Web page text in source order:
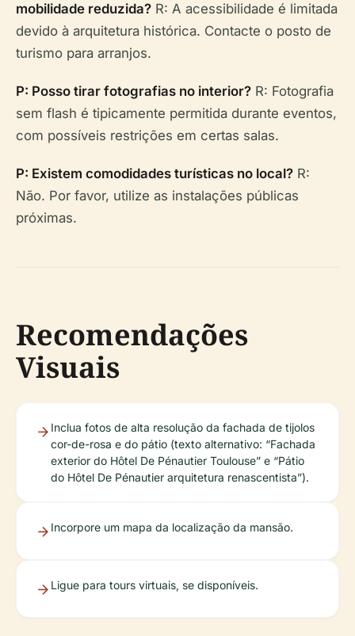
mobilidade reduzida? R: A acessibilidade é limitada
devido à arquitetura histórica. Contacte o posto de
turismo para arranjos.
P: Posso tirar fotografias no interior? R: Fotografia
sem flash é tipicamente permitida durante eventos,
com possíveis restrições em certas salas.
P: Existem comodidades turísticas no local? R:
Não. Por favor, utilize as instalações públicas
próximas.
Recomendações
Visuais
Inclua fotos de alta resolução da fachada de tijolos
cor-de-rosa e do pátio (texto alternativo: “Fachada
exterior do Hôtel De Pénautier Toulouse” e “Pátio
do Hôtel De Pénautier arquitetura renascentista”).
Incorpore um mapa da localização da mansão.
Ligue para tours virtuais, se disponíveis.